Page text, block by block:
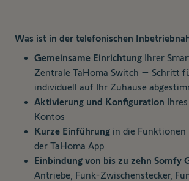
Was ist in der telefonischen
Gemeinsame Einrichtung Ihrer
Zentrale TaHoma Switch – Schritt
individuell auf Ihr Zuhause
Aktivierung und Konfiguration
Kontos
Kurze Einführung in die Funktionen
der TaHoma App
Einbindung von bis zu zehn Somfy
Antriebe, Funk-Zwischenstecker,